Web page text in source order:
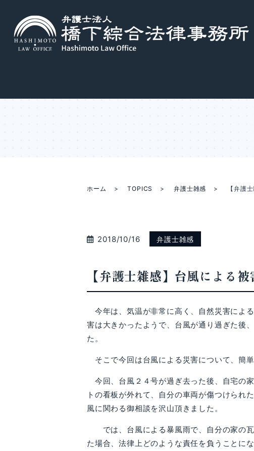
ホーム TOPICS 弁護士雑感 【弁護
2018/10/16 弁護士雑感
【弁護士雑感】台風による
今年は、気温が非常に高く、自然災害によ
害は大きかったようで、台風が通り過ぎた後
た。
そこで今回は台風による災害について、簡
今回、台風２４号が過ぎ去った後、自宅の
トの看板が外れて、自分の車両が傷つけられ
風に関わる御相談を沢山頂きました。
では、台風による暴風雨で、自分の家の瓦
た場合、法律上どのような責任を負うことに